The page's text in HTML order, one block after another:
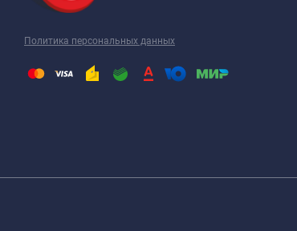
Политика персональных данных